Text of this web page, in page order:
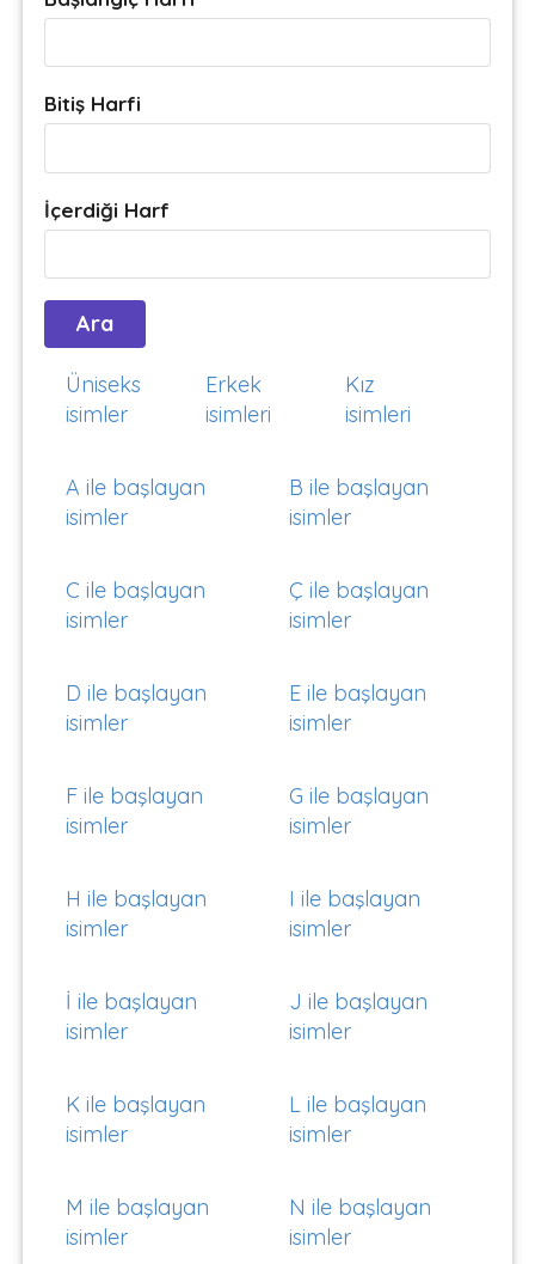
Bitiş Harfi
İçerdiği Harf
Üniseks
isimler
Erkek
isimleri
Kız
isimleri
A ile başlayan
isimler
B ile başlayan
isimler
C ile başlayan
isimler
Ç ile başlayan
isimler
D ile başlayan
isimler
E ile başlayan
isimler
F ile başlayan
isimler
G ile başlayan
isimler
H ile başlayan
isimler
I ile başlayan
isimler
İ ile başlayan
isimler
J ile başlayan
isimler
K ile başlayan
isimler
L ile başlayan
isimler
M ile başlayan
isimler
N ile başlayan
isimler